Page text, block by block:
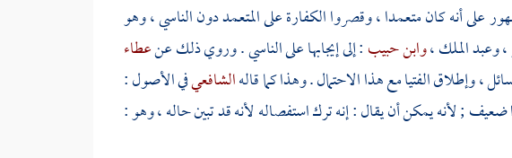
أنه كان متعمدا ، وقصروا الكفارة على المتعمد دون الناسي ، وهو
وعبد الملك،وابن حبيب: إلى إيجابها على الناسي . وروي ذلك عنعطاء
، وإطلاق الفتيا مع هذا الاحتمال . وهذا كما قالهالشافعيفي الأصول :
ضعيف ; لأنه يمكن أن يقال : إنه ترك استفصاله لأنه قد تبين حاله ، وهو :